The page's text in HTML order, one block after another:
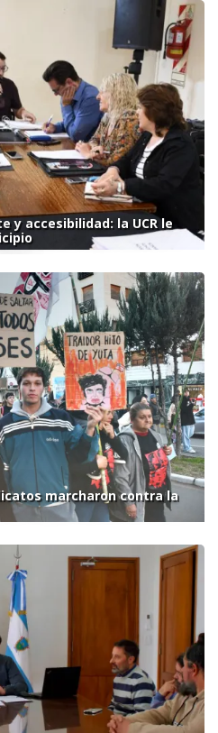
y accesibilidad: la UCR le
marcharon contra la